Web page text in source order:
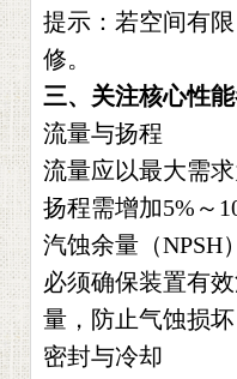
提示‌：若空间有
修。
三、关注核心性
流量与扬程‌
流量应以最大需
扬程需增加5%～
汽蚀余量（NPSH
必须确保装置有
量，防止气蚀损
密封与冷却‌